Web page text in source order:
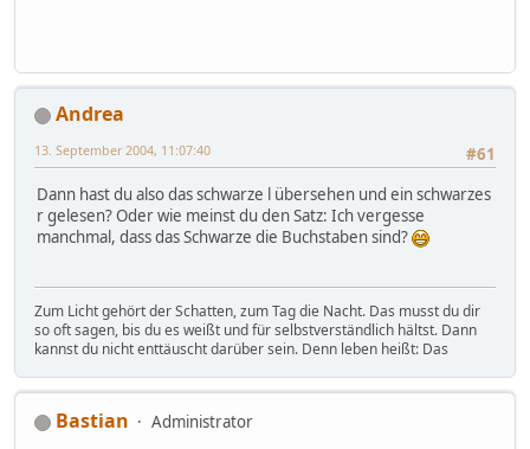
Andrea
#61
13. September 2004, 11:07:40
Dann hast du also das schwarze l übersehen und ein schwarzes
r gelesen? Oder wie meinst du den Satz: Ich vergesse
manchmal, dass das Schwarze die Buchstaben sind?
Zum Licht gehört der Schatten, zum Tag die Nacht. Das musst du dir
so oft sagen, bis du es weißt und für selbstverständlich hältst. Dann
kannst du nicht enttäuscht darüber sein. Denn leben heißt: Das
Bastian Administrator